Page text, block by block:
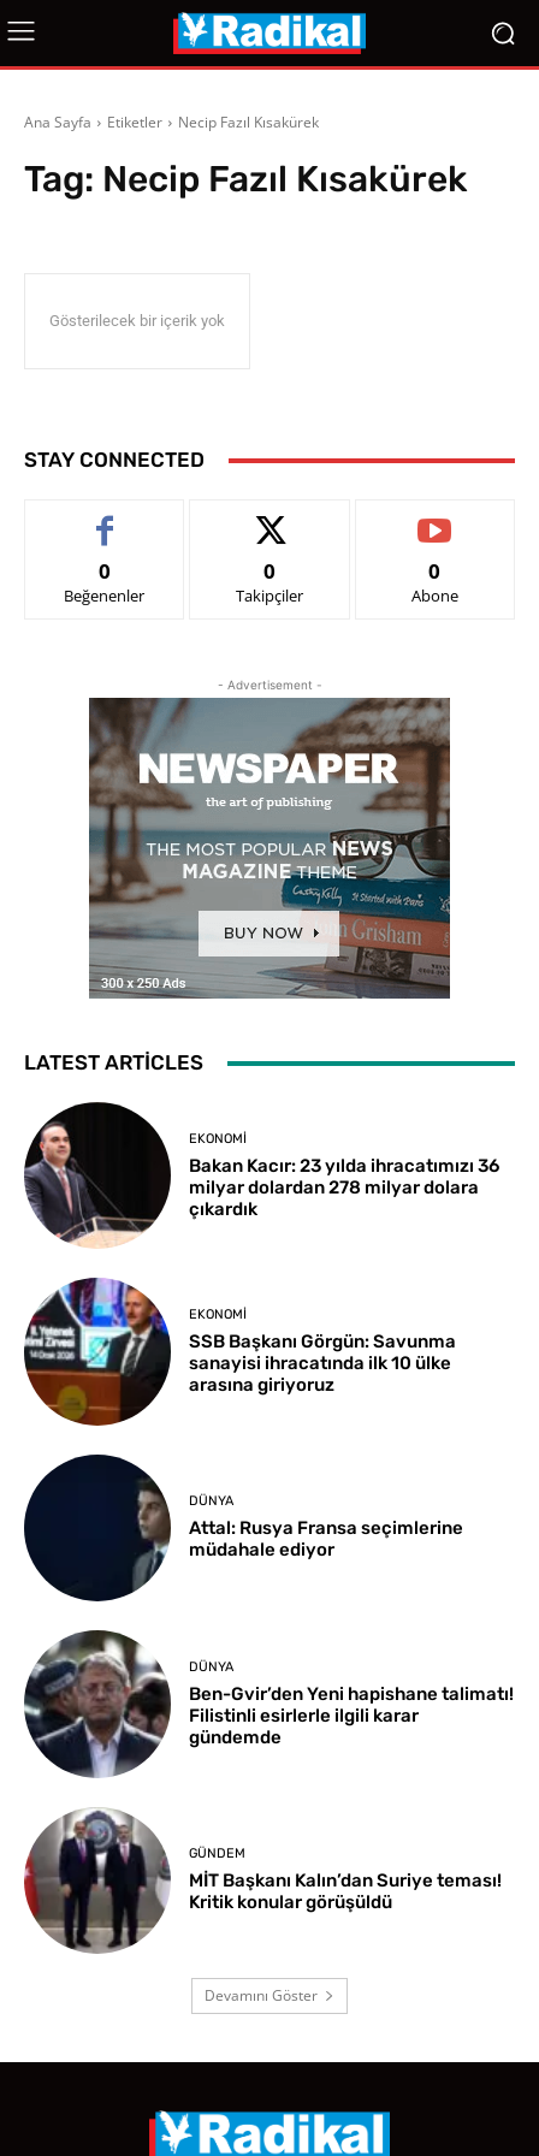
Ana Sayfa Etiketler Necip Fazıl Kısakürek
Tag: Necip Fazıl Kısakürek
Gösterilecek bir içerik yok
STAY CONNECTED
0
Beğenenler
0
Takipçiler
0
Abone
- Advertisement -
LATEST ARTICLES
EKONOMI
Bakan Kacır: 23 yılda ihracatımızı 36
milyar dolardan 278 milyar dolara
çıkardık
EKONOMI
SSB Başkanı Görgün: Savunma
sanayisi ihracatında ilk 10 ülke
arasına giriyoruz
DÜNYA
Attal: Rusya Fransa seçimlerine
müdahale ediyor
DÜNYA
Ben-Gvir’den Yeni hapishane talimatı!
Filistinli esirlerle ilgili karar
gündemde
GÜNDEM
MİT Başkanı Kalın’dan Suriye teması!
Kritik konular görüşüldü
Devamını Göster